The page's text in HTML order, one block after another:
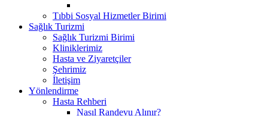
Tıbbi Sosyal Hizmetler Birimi
Sağlık Turizmi
Sağlık Turizmi Birimi
Kliniklerimiz
Hasta ve Ziyaretçiler
Şehrimiz
İletişim
Yönlendirme
Hasta Rehberi
Nasıl Randevu Alınır?